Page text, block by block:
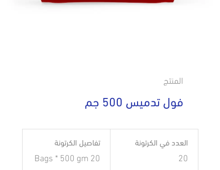
المنتج
فول تدميس 500 جم
العدد في الكرتونة
20
تفاصيل الكرتونة
20 Bags * 500 gm